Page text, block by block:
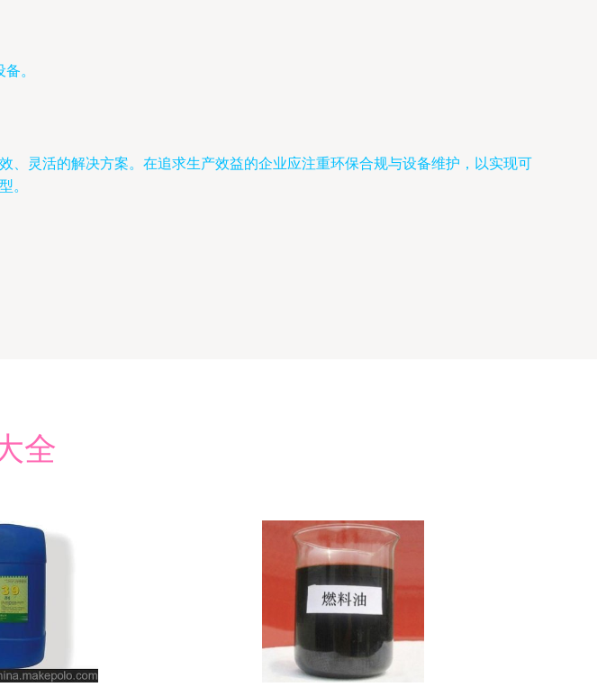
。
灵活的解决方案。在追求生产效益的企业应注重环保合规与设备维护，以实现可
。
全